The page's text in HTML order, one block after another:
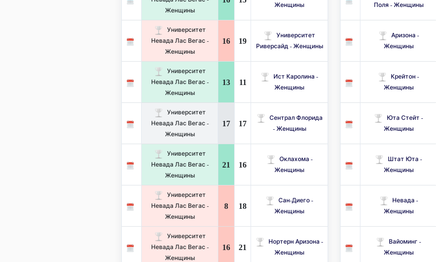
Женщины
Женщины
Университет
Невада Лас Вегас -
Женщины
16 19
Университет
Риверсайд - Женщины
Университет
Невада Лас Вегас -
Женщины
13 11
Ист Каролина -
Женщины
Университет
Невада Лас Вегас -
Женщины
17 17
Сентрал Флорида
- Женщины
Университет
Невада Лас Вегас -
Женщины
21 16
Оклахома -
Женщины
Университет
Невада Лас Вегас -
Женщины
8 18
Сан-Диего -
Женщины
Университет
Невада Лас Вегас -
Женщины
16 21
Нортерн Аризона -
Женщины
Поля - Женщины
Аризона -
Женщины
Крейтон -
Женщины
Юта Стейт -
Женщины
Штат Юта -
Женщины
Невада -
Женщины
Вайоминг -
Женщины